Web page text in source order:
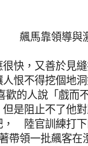
飆馬靠領導與
快，又善於見
恨不得挖個地
歡的人說「戲而
是阻止不了他
， 陸官訓練打
帶領一批飆客在